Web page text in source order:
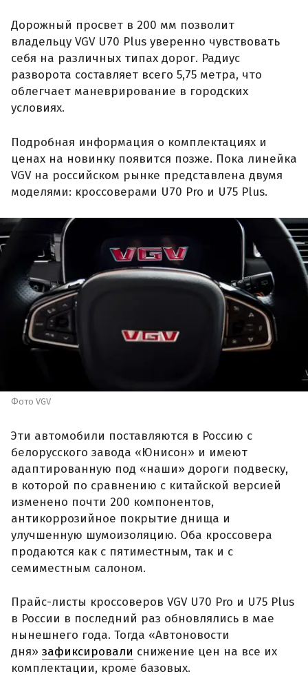
Дорожный просвет в 200 мм позволит
владельцу VGV U70 Plus уверенно чувствовать
себя на различных типах дорог. Радиус
разворота составляет всего 5,75 метра, что
облегчает маневрирование в городских
условиях.
Подробная информация о комплектациях и
ценах на новинку появится позже. Пока линейка
VGV на российском рынке представлена двумя
моделями: кроссоверами U70 Pro и U75 Plus.
Фото VGV
Эти автомобили поставляются в Россию с
белорусского завода «Юнисон» и имеют
адаптированную под «наши» дороги подвеску,
в которой по сравнению с китайской версией
изменено почти 200 компонентов,
антикоррозийное покрытие днища и
улучшенную шумоизоляцию. Оба кроссовера
продаются как с пятиместным, так и с
семиместным салоном.
Прайс-листы кроссоверов VGV U70 Pro и U75 Plus
в России в последний раз обновлялись в мае
нынешнего года. Тогда «Автоновости
дня» зафиксировали снижение цен на все их
комплектации, кроме базовых.